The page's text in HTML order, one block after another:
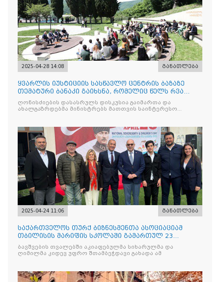
2025-04-28 14:08 განათლება
ყვარლის იუსტიციის სასწავლო ცენტრის ბაზაზე
თემატური ბანაკი გაიხსნა, რომელიც წელს რვა
ნაკადად ჩატარდებ
ღონისძიების დასასრულს დისკუსია გაიმართა და
ახალგაზრდებმა მინისტრებს მათთვის საინტერესო
2025-04-24 11:06 განათლება
საქართველოს თურქ ბიზნესმენთა ასოციაციამ
თბილისის მარიფის სკოლაში გამართულ 23
აპრილის ეროვნული სუვერე
ბავშვების თვალებში აკიაფებულმა სიხარულმა და
ღიმილმა კიდევ უფრო შთამბეჭდავი გახადა ამ